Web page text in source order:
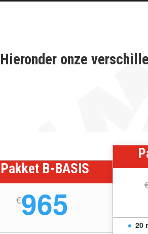
Hieronder onze
Pakket B-BASIS
€965
20